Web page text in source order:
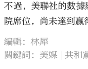
不過，美聯社的數
院席位，尚未達到
編輯：林犀
關鍵詞： 美媒 共和